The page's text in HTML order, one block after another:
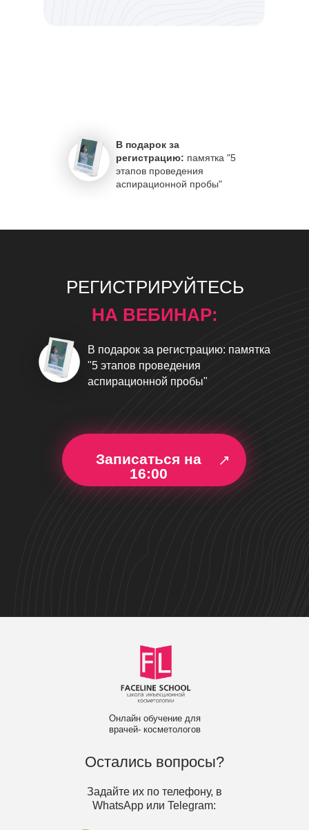
В подарок за
регистрацию: памятка "5
этапов проведения
аспирационной пробы"
РЕГИСТРИРУЙТЕСЬ
НА ВЕБИНАР:
В подарок за регистрацию: памятка
"5 этапов проведения
аспирационной пробы"
Записаться на
16:00
Онлайн обучение для
врачей- косметологов
Остались вопросы?
Задайте их по телефону, в
WhatsApp или Telegram: